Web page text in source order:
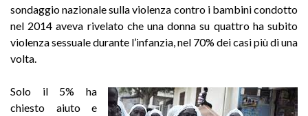
sondaggio nazionale sulla violenza contro i bambini condotto
nel 2014 aveva rivelato che una donna su quattro ha subito
violenza sessuale durante l’infanzia, nel 70% dei casi più di una
volta.
Solo il 5% ha
chiesto aiuto e